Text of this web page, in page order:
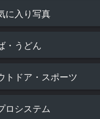
に入り写真
・うどん
トドア・スポーツ
ロシステム